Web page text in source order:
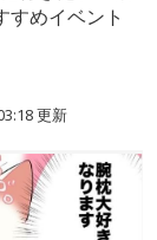
すめイベント
更新